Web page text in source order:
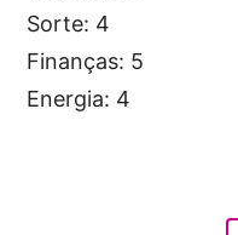
Sorte: 4
Finanças: 5
Energia: 4